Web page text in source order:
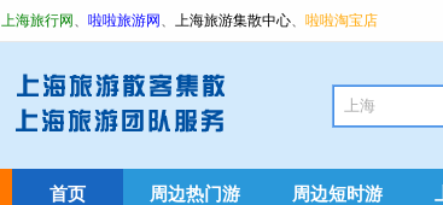
上海旅行网 、 啦啦旅游网 、 上海旅游集散中心、 啦啦淘宝店
首页 周边热门游 周边短时游